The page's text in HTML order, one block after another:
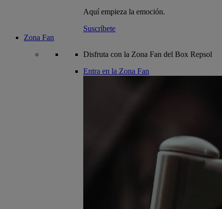
Aquí empieza la emoción.
Suscríbete
Zona Fan
Disfruta con la Zona Fan del Box Repsol
Entra en la Zona Fan